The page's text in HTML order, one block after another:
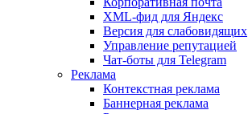
XML-фид для Яндекс
Версия для слабовидящих
Управление репутацией
Чат-боты для Telegram
Реклама
Контекстная реклама
Баннерная реклама